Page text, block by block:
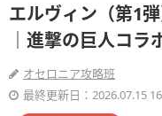
エルヴィン（第1
｜進撃の巨人コラ
オセロニア攻略班
最終更新日：2026.07.15